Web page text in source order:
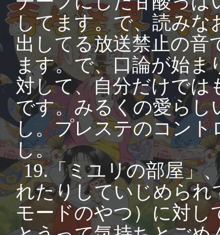
してます。で、読みな
出してる放送禁止の音
ます。で、口論が始ま
対して、自分だけで
です。みるくの愛らし
し。プレステのコン
し。
19.「ミユリの部屋」
れたりしていじめら
モードのやつ）に対し